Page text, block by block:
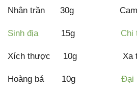
Nhân trần 30g
Sinh địa15g Chi
Xích thược 10g
Hoàng bá 10g Đại